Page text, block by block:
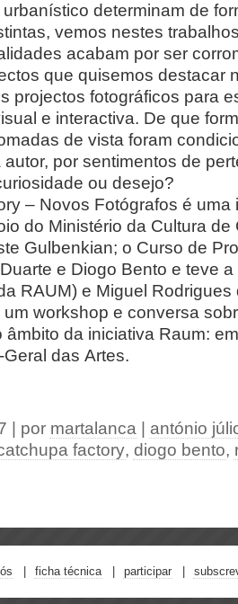
determinam de
vemos nestes
acabam por ser
que quisemos destacar
projectos fotográficos para
e interactiva. De que
de vista foram
autor, por sentimentos de
ou desejo?
– Novos Fotógrafos é uma
do Ministério da Cultura de
Gulbenkian; o Curso de
e Diogo Bento e teve
RAUM) e Miguel
workshop e conversa
âmbito da iniciativa Raum:
das Artes.
| por martalanca
antónio
factory, diogo bento,
ficha técnica participar